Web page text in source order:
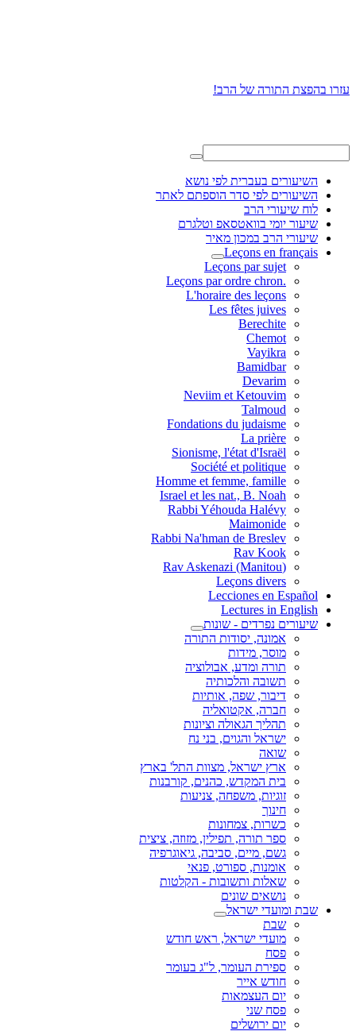
עזרו בהפצת התורה של הרב!
השיעורים בעברית לפי נושא
השיעורים לפי סדר הוספתם לאתר
לוח שיעורי הרב
שיעור יומי בוואטסאפ וטלגרם
שיעורי הרב במכון מאיר
Leçons en français
Leçons par sujet
.Leçons par ordre chron
L'horaire des leçons
Les fêtes juives
Berechite
Chemot
Vayikra
Bamidbar
Devarim
Neviim et Ketouvim
Talmoud
Fondations du judaisme
La prière
Sionisme, l'état d'Israël
Société et politique
Homme et femme, famille
Israel et les nat., B. Noah
Rabbi Yéhouda Halévy
Maimonide
Rabbi Na'hman de Breslev
Rav Kook
(Rav Askenazi (Manitou
Leçons divers
Lecciones en Español
Lectures in English
שיעורים נפרדים - שונות
אמונה, יסודות התורה
מוסר, מידות
תורה ומדע, אבולוציה
תשובה והלכותיה
דיבור, שפה, אותיות
חברה, אקטואליה
תהליך הגאולה וציונות
ישראל והגוים, בני נח
שואה
ארץ ישראל, מצוות התל' בארץ
בית המקדש, כהנים, קורבנות
זוגיות, משפחה, צניעות
חינוך
כשרות, צמחונות
ספר תורה, תפילין, מזוזה, ציצית
גשם, מיים, סביבה, גיאוגרפיה
אומנות, ספורט, פנאי
שאלות ותשובות - הקלטות
נושאים שונים
שבת ומועדי ישראל
שבת
מועדי ישראל, ראש חודש
פסח
ספירת העומר, ל"ג בעומר
חודש אייר
יום העצמאות
פסח שני
יום ירושלים